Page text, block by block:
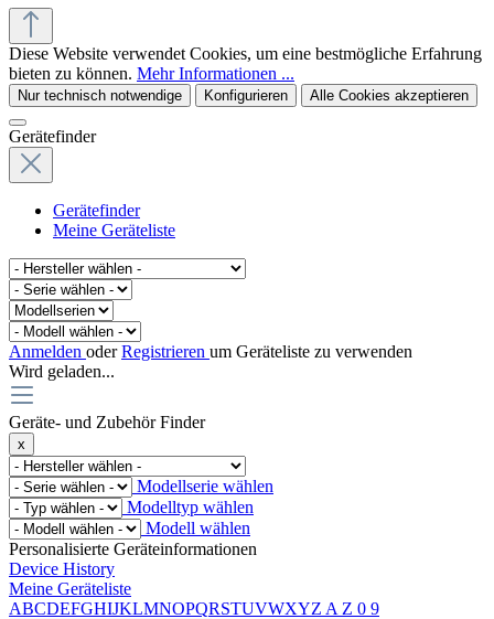
Diese Website verwendet Cookies, um eine bestmögliche Erfahrung
bieten zu können. Mehr Informationen ...
Nur technisch notwendige Konfigurieren Alle Cookies akzeptieren
Gerätefinder
Gerätefinder
Meine Geräteliste
Anmelden oderRegistrieren um Geräteliste zu verwenden
Wird geladen...
Geräte- und Zubehör Finder
x
Modellserie wählen
Modelltyp wählen
Modell wählen
Personalisierte Geräteinformationen
Device History
Meine Geräteliste
ABCDEFGHIJKLMNOPQRSTUVWXYZ A Z 0 9